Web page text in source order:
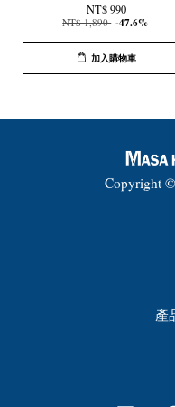
NT$ 990
NT$ 1,890 -47.6%
加入購物車
Copyright
產